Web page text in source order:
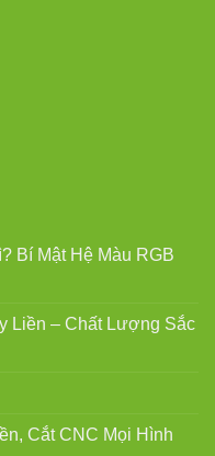
Bí Mật Hệ Màu RGB
Liền – Chất Lượng Sắc
Cắt CNC Mọi Hình